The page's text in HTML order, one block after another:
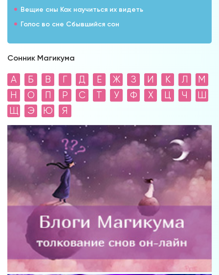
Вещие сны Как научиться их видеть
Голос во сне Сбывшийся сон
Сонник Магикума
А Б В Г Д Е Ж З И К Л
М
Н
О П Р С Т У Ф Х Ц Ч
Ш
Щ
Э Ю Я